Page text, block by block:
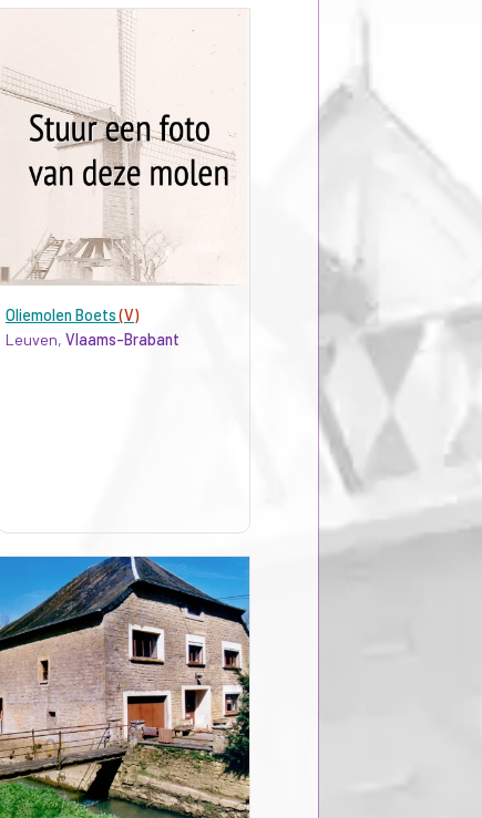
Oliemolen Boets(V)
Leuven, Vlaams-Brabant